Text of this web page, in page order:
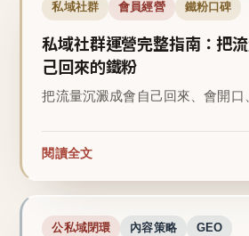
私域社群 會員經營 鐵粉口碑
私域社群運營完整指南：把
己回來的鐵粉
把流量沉澱成會自己回來、會開口
閱讀全文
公私域閉環 內容策略 GEO